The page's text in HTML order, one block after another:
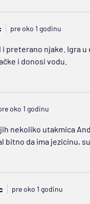
pre oko 1 godinu
i preterano njake. Igra
i donosi vodu.
oko 1 godinu
nekoliko utakmica
bitno da ima jezicinu,
pre oko 1 godinu